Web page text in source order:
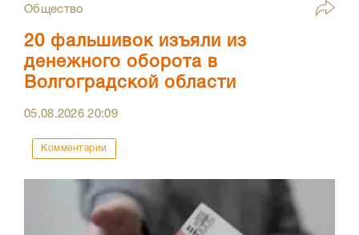
Общество
20 фальшивок изъяли из
денежного оборота в
Волгоградской области
05.08.202620:09
Комментарии